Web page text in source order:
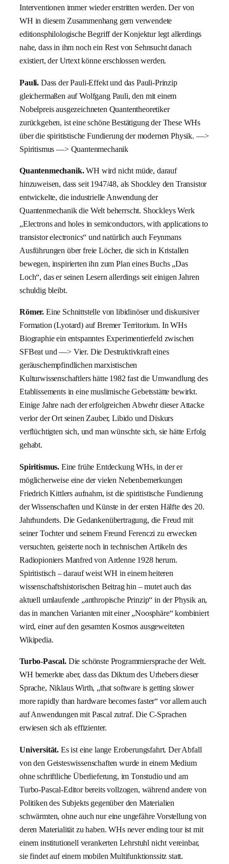
Interventionen immer wieder erstritten werden. Der von
WH in diesem Zusammenhang gern verwendete
editionsphilologische Begriff der Konjektur legt allerdings
nahe, dass in ihm noch ein Rest von Sehnsucht danach
existiert, der Urtext könne erschlossen werden.
Pauli. Dass der Pauli-Effekt und das Pauli-Prinzip
gleichermaßen auf Wolfgang Pauli, den mit einem
Nobelpreis ausgezeichneten Quantentheoretiker
zurückgehen, ist eine schöne Bestätigung der These WHs
über die spiritistische Fundierung der modernen Physik. —>
Spiritismus —> Quantenmechanik
Quantenmechanik.WH wird nicht müde, darauf
hinzuweisen, dass seit 1947/48, als Shockley den Transistor
entwickelte, die industrielle Anwendung der
Quantenmechanik die Welt beherrscht. Shockleys Werk
„Electrons and holes in semiconductors, with applications to
transistor electronics“ und natürlich auch Feynmans
Ausführungen über freie Löcher, die sich in Kristallen
bewegen, inspirierten ihn zum Plan eines Buchs „Das
Loch“, das er seinen Lesern allerdings seit einigen Jahren
schuldig bleibt.
Römer. Eine Schnittstelle von libidinöser und diskursiver
Formation (Lyotard) auf Bremer Territorium. In WHs
Biographie ein entspanntes Experimentierfeld zwischen
SFBeat und —> Vier. Die Destruktivkraft eines
geräuschempfindlichen marxistischen
Kulturwissenschaftlers hätte 1982 fast die Umwandlung des
Etablissements in eine muslimische Gebetsstätte bewirkt.
Einige Jahre nach der erfolgreichen Abwehr dieser Attacke
verlor der Ort seinen Zauber, Libido und Diskurs
verflüchtigten sich, und man wünschte sich, sie hätte Erfolg
gehabt.
Spiritismus. Eine frühe Entdeckung WHs, in der er
möglicherweise eine der vielen Nebenbemerkungen
Friedrich Kittlers aufnahm, ist die spiritistische Fundierung
der Wissenschaften und Künste in der ersten Hälfte des 20.
Jahrhunderts. Die Gedankenübertragung, die Freud mit
seiner Tochter und seinem Freund Ferenczi zu erwecken
versuchten, geisterte noch in technischen Artikeln des
Radiopioniers Manfred von Ardenne 1928 herum.
Spiritistisch – darauf weist WH in einem heiteren
wissenschaftshistorischen Beitrag hin – mutet auch das
aktuell umlaufende „anthropische Prinzip“ in der Physik an,
das in manchen Varianten mit einer „Noosphäre“ kombiniert
wird, einer auf den gesamten Kosmos ausgeweiteten
Wikipedia.
Turbo-Pascal.Die schönste Programmiersprache der Welt.
WH bemerkte aber, dass das Diktum des Urhebers dieser
Sprache, Niklaus Wirth, „that software is getting slower
more rapidly than hardware becomes faster“ vor allem auch
auf Anwendungen mit Pascal zutraf. Die C-Sprachen
erwiesen sich als effizienter.
Universität. Es ist eine lange Eroberungsfahrt. Der Abfall
von den Geisteswissenschaften wurde in einem Medium
ohne schriftliche Überlieferung, im Tonstudio und am
Turbo-Pascal-Editor bereits vollzogen, während andere von
Politiken des Subjekts gegenüber den Materialien
schwärmten, ohne auch nur eine ungefähre Vorstellung von
deren Materialität zu haben. WHs never ending tour ist mit
einem institutionell verankerten Lehrstuhl nicht vereinbar,
sie findet auf einem mobilen Multifunktionssitz statt.